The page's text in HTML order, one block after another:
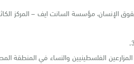
الإنسان، مؤسسة السانت ايف – المركز
.
الفلسطينيين والنساء في المنطقة